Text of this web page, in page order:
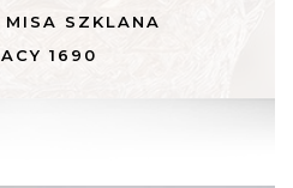
MISA SZKLANA
1690